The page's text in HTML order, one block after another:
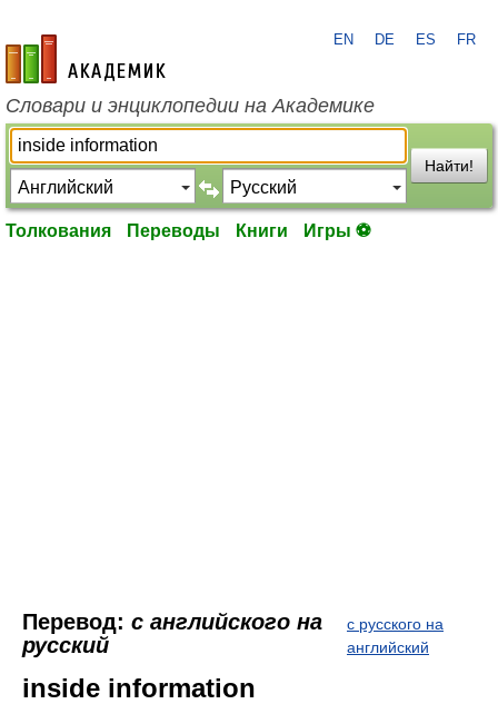
academic.ru
EN DE ES FR
Словари и энциклопедии на Академике
Найти!
Толкования Переводы Книги Игры ⚽
Перевод: с английского на
русский
с русского на
английский
inside information